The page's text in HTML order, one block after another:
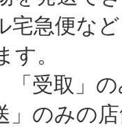
便など
す。
取」の
みの店